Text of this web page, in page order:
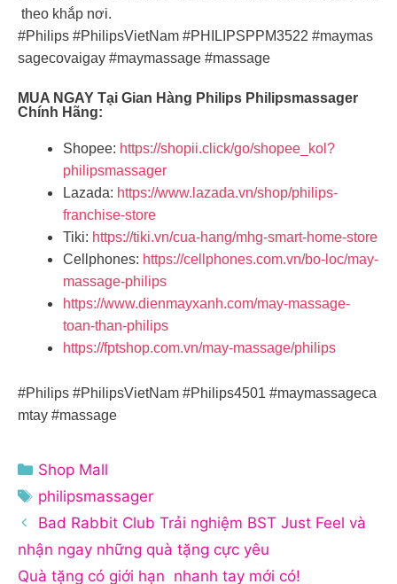
theo khắp nơi.
#Philips #PhilipsVietNam #PHILIPSPPM3522 #maymas
sagecovaigay #maymassage #massage
MUA NGAY Tại Gian Hàng Philips Philipsmassager
Chính Hãng:
Shopee: https://shopii.click/go/shopee_kol?
philipsmassager
Lazada: https://www.lazada.vn/shop/philips-
franchise-store
Tiki: https://tiki.vn/cua-hang/mhg-smart-home-store
Cellphones: https://cellphones.com.vn/bo-loc/may-
massage-philips
https://www.dienmayxanh.com/may-massage-
toan-than-philips
https://fptshop.com.vn/may-massage/philips
#Philips #PhilipsVietNam #Philips4501 #maymassageca
mtay #massage
Danh
mục
Shop Mall
Thẻ
philipsmassager
Bad Rabbit Club Trải nghiệm BST Just Feel và
nhận ngay những quà tặng cực yêu
Quà tặng có giới hạn nhanh tay mới có!